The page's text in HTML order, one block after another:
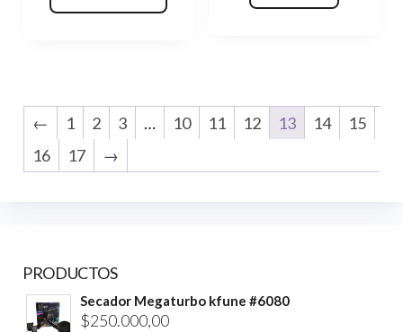
← 1 2 3 … 10 11 12 13 14
15
16
17 →
PRODUCTOS
Secador Megaturbo kfune #6080
$250.000,00